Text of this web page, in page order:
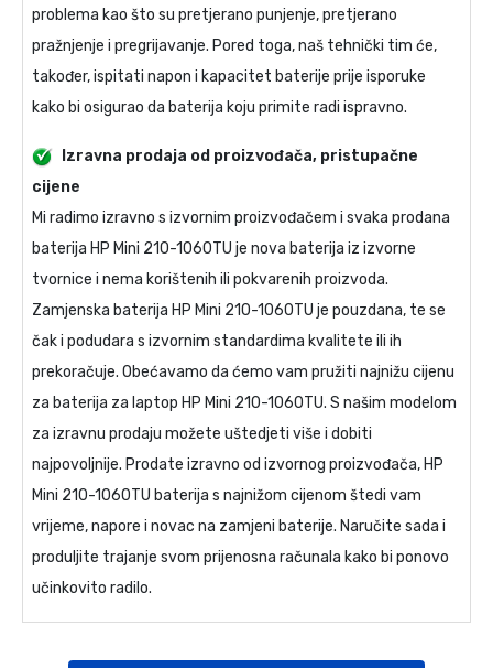
problema kao što su pretjerano punjenje, pretjerano
pražnjenje i pregrijavanje. Pored toga, naš tehnički tim će,
također, ispitati napon i kapacitet baterije prije isporuke
kako bi osigurao da baterija koju primite radi ispravno.
Izravna prodaja od proizvođača, pristupačne
cijene
Mi radimo izravno s izvornim proizvođačem i svaka prodana
baterija HP Mini 210-1060TU je nova baterija iz izvorne
tvornice i nema korištenih ili pokvarenih proizvoda.
Zamjenska baterija HP Mini 210-1060TU je pouzdana, te se
čak i podudara s izvornim standardima kvalitete ili ih
prekoračuje. Obećavamo da ćemo vam pružiti najnižu cijenu
za baterija za laptop HP Mini 210-1060TU. S našim modelom
za izravnu prodaju možete uštedjeti više i dobiti
najpovoljnije. Prodate izravno od izvornog proizvođača, HP
Mini 210-1060TU baterija s najnižom cijenom štedi vam
vrijeme, napore i novac na zamjeni baterije. Naručite sada i
produljite trajanje svom prijenosna računala kako bi ponovo
učinkovito radilo.